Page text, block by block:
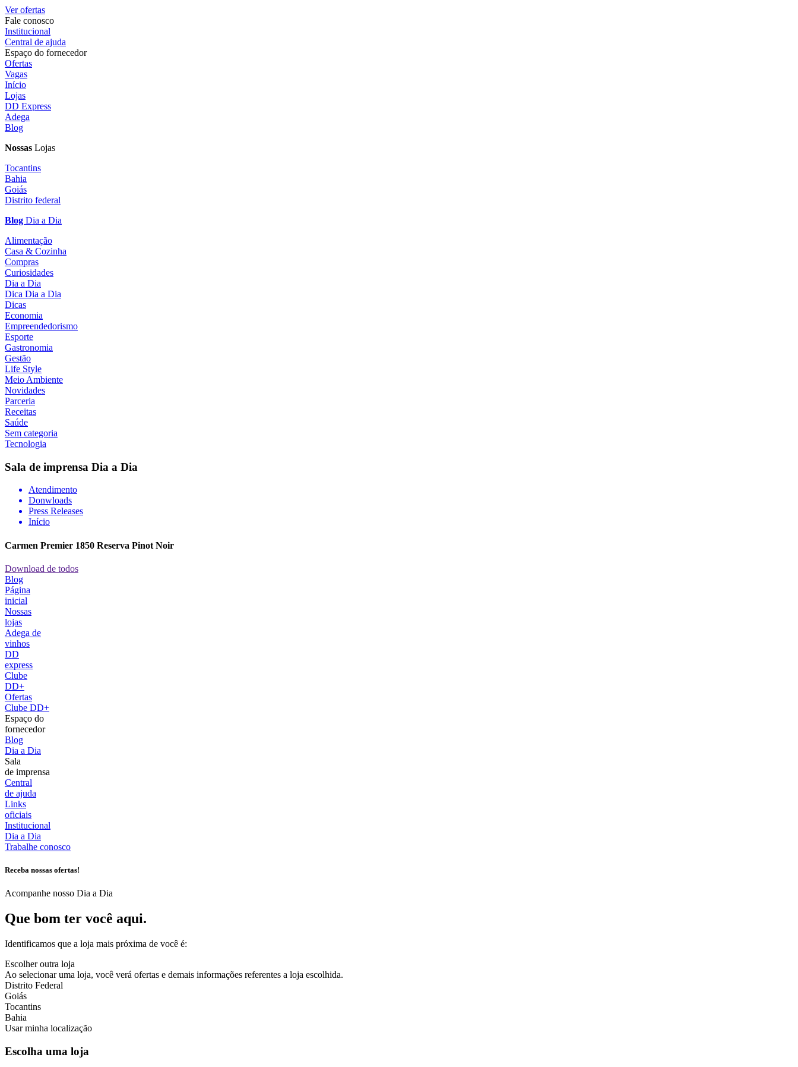
Ver ofertas
Fale conosco
Institucional
Central de ajuda
Espaço do fornecedor
Ofertas
Vagas
Início
Lojas
DD Express
Adega
Blog
Nossas Lojas
Tocantins
Bahia
Goiás
Distrito federal
Blog Dia a Dia
Alimentação
Casa & Cozinha
Compras
Curiosidades
Dia a Dia
Dica Dia a Dia
Dicas
Economia
Empreendedorismo
Esporte
Gastronomia
Gestão
Life Style
Meio Ambiente
Novidades
Parceria
Receitas
Saúde
Sem categoria
Tecnologia
Sala de imprensa Dia a Dia
Atendimento
Donwloads
Press Releases
Início
Carmen Premier 1850 Reserva Pinot Noir
Download de todos
Blog
Página
inicial
Nossas
lojas
Adega de
vinhos
DD
express
Clube
DD+
Ofertas
Clube DD+
Espaço do
fornecedor
Blog
Dia a Dia
Sala
de imprensa
Central
de ajuda
Links
oficiais
Institucional
Dia a Dia
Trabalhe conosco
Receba nossas ofertas!
Acompanhe nosso Dia a Dia
Que bom ter você aqui.
Identificamos que a loja mais próxima de você é:
Escolher outra loja
Ao selecionar uma loja, você verá ofertas e demais informações referentes a loja escolhida.
Distrito Federal
Goiás
Tocantins
Bahia
Usar minha localização
Escolha uma loja